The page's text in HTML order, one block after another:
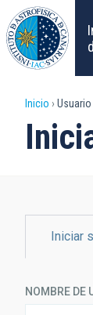
Pasar
al
contenido
principal
ayuda
a
la
Inicio Usuario
Iniciar
NOMBRE DE